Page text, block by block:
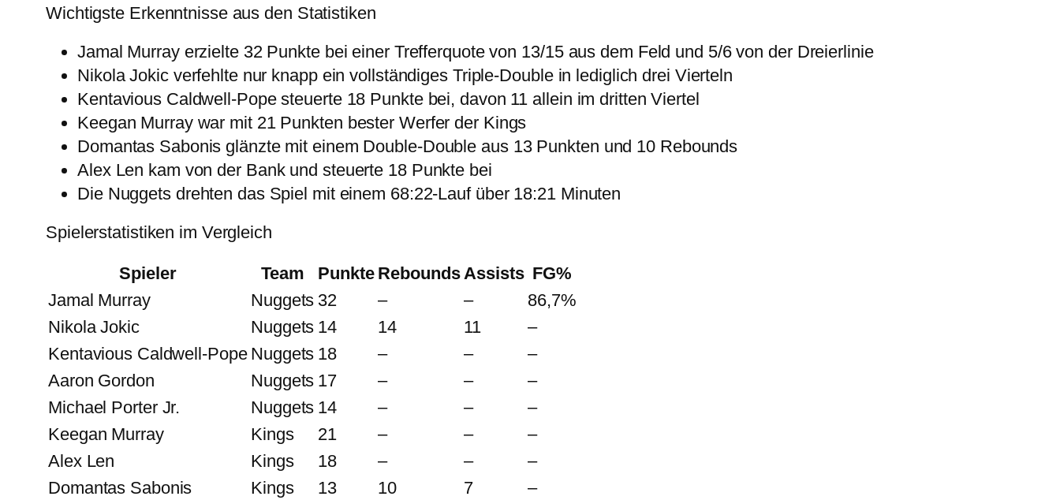
Wichtigste Erkenntnisse aus den Statistiken
Jamal Murray erzielte 32 Punkte bei einer Trefferquote von 13/15 aus dem Feld und 5/6 von der Dreierlinie
Nikola Jokic verfehlte nur knapp ein vollständiges Triple-Double in lediglich drei Vierteln
Kentavious Caldwell-Pope steuerte 18 Punkte bei, davon 11 allein im dritten Viertel
Keegan Murray war mit 21 Punkten bester Werfer der Kings
Domantas Sabonis glänzte mit einem Double-Double aus 13 Punkten und 10 Rebounds
Alex Len kam von der Bank und steuerte 18 Punkte bei
Die Nuggets drehten das Spiel mit einem 68:22-Lauf über 18:21 Minuten
Spielerstatistiken im Vergleich
Spieler Team Punkte ReboundsAssists FG%
Jamal Murray
Nuggets 32 – –
86,7%
Nikola Jokic
Nuggets 14 14 11
–
Kentavious Caldwell-Pope Nuggets 18 – –
–
Aaron Gordon
Nuggets 17 – –
–
Michael Porter Jr.
Nuggets 14 – –
–
Keegan Murray
Kings 21 – –
–
Alex Len
Kings 18 – –
–
Domantas Sabonis
Kings 13 10 7 –